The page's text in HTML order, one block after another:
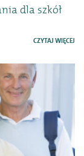
dla szkół
CZYTAJ WIĘCEJ